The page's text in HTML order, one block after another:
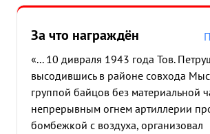
За что награждён
«... 10 дивраля 1943 года Тов.
высодившись в районе совхода
группой байцов без материальной
непрерывным огнем артиллерии
бомбежкой с воздуха, организовал